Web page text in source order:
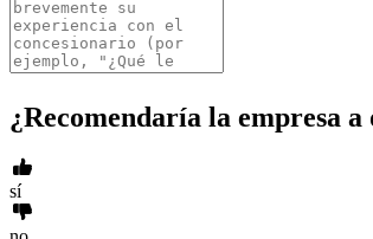
¿Recomendaría la empresa a
sí